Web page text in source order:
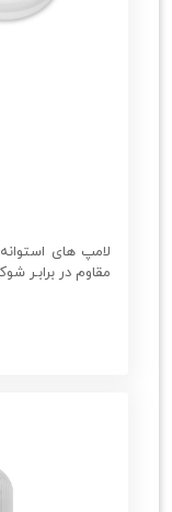
لامپ های
مقاوم در برابـر